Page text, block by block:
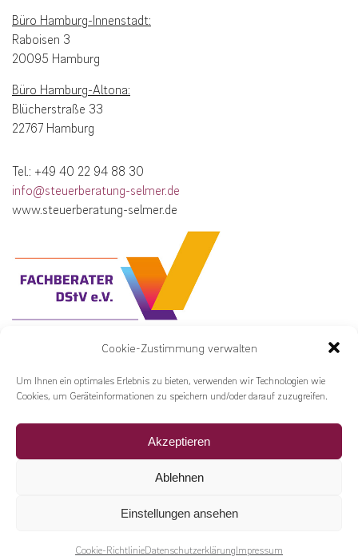
Cookie-Zustimmung verwalten
Um Ihnen ein optimales Erlebnis zu bieten, verwenden wir Technologien wie
Cookies, um Geräteinformationen zu speichern und/oder darauf zuzugreifen.
Akzeptieren
Ablehnen
Einstellungen ansehen
Cookie-RichtlinieDatenschutzerklärungImpressum
Büro Hamburg-Innenstadt:
Raboisen 3
20095 Hamburg
Büro Hamburg-Altona:
Blücherstraße 33
22767 Hamburg
Tel.: +49 40 22 94 88 30
info@steuerberatung-selmer.de
www.steuerberatung-selmer.de
SOFORTANFRAGE